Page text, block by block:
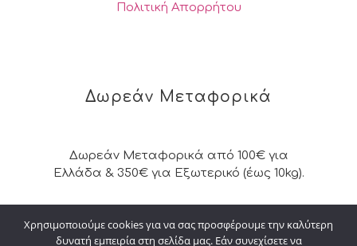
Πολιτική Απορρήτου
Δωρεάν Μεταφορικά
Δωρεάν Μεταφορικά από 100€ για
Ελλάδα & 350€ για Εξωτερικό (έως 10kg).
Χρησιμοποιούμε cookies για να σας προσφέρουμε την καλύτερη
δυνατή εμπειρία στη σελίδα μας. Εάν συνεχίσετε να